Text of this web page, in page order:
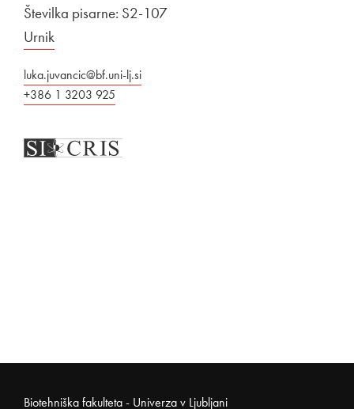
Številka pisarne: S2-107
Urnik
luka.juvancic@bf.uni-lj.si
+386 1 3203 925
Biotehniška fakulteta - Univerza v Ljubljani